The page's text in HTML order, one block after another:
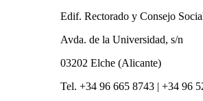
Edif. Rectorado y Consejo
Avda. de la Universidad, s/n
03202 Elche (Alicante)
Tel. +34 96 665 8743 | +34 96